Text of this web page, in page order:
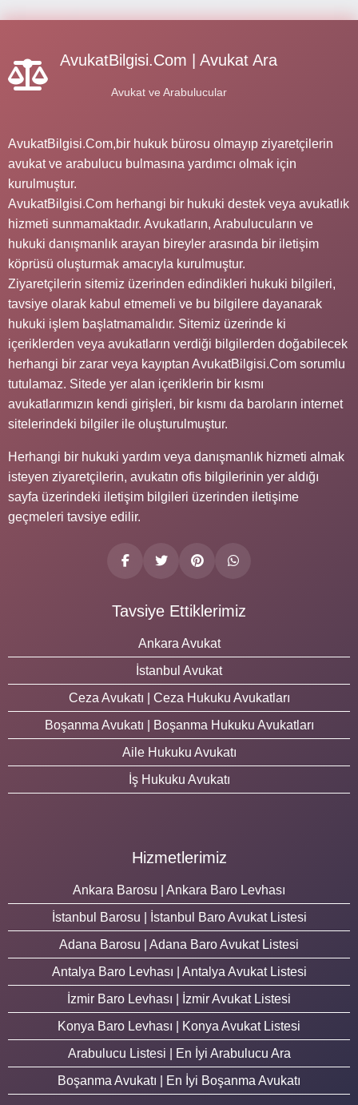
AvukatBilgisi.Com | Avukat Ara
Avukat ve Arabulucular
AvukatBilgisi.Com,bir hukuk bürosu olmayıp ziyaretçilerin
avukat ve arabulucu bulmasına yardımcı olmak için
kurulmuştur.
AvukatBilgisi.Com herhangi bir hukuki destek veya avukatlık
hizmeti sunmamaktadır. Avukatların, Arabulucuların ve
hukuki danışmanlık arayan bireyler arasında bir iletişim
köprüsü oluşturmak amacıyla kurulmuştur.
Ziyaretçilerin sitemiz üzerinden edindikleri hukuki bilgileri,
tavsiye olarak kabul etmemeli ve bu bilgilere dayanarak
hukuki işlem başlatmamalıdır. Sitemiz üzerinde ki
içeriklerden veya avukatların verdiği bilgilerden doğabilecek
herhangi bir zarar veya kayıptan AvukatBilgisi.Com sorumlu
tutulamaz. Sitede yer alan içeriklerin bir kısmı
avukatlarımızın kendi girişleri, bir kısmı da baroların internet
sitelerindeki bilgiler ile oluşturulmuştur.
Herhangi bir hukuki yardım veya danışmanlık hizmeti almak
isteyen ziyaretçilerin, avukatın ofis bilgilerinin yer aldığı
sayfa üzerindeki iletişim bilgileri üzerinden iletişime
geçmeleri tavsiye edilir.
Tavsiye Ettiklerimiz
Ankara Avukat
İstanbul Avukat
Ceza Avukatı | Ceza Hukuku Avukatları
Boşanma Avukatı | Boşanma Hukuku Avukatları
Aile Hukuku Avukatı
İş Hukuku Avukatı
Hizmetlerimiz
Ankara Barosu | Ankara Baro Levhası
İstanbul Barosu | İstanbul Baro Avukat Listesi
Adana Barosu | Adana Baro Avukat Listesi
Antalya Baro Levhası | Antalya Avukat Listesi
İzmir Baro Levhası | İzmir Avukat Listesi
Konya Baro Levhası | Konya Avukat Listesi
Arabulucu Listesi | En İyi Arabulucu Ara
Boşanma Avukatı | En İyi Boşanma Avukatı